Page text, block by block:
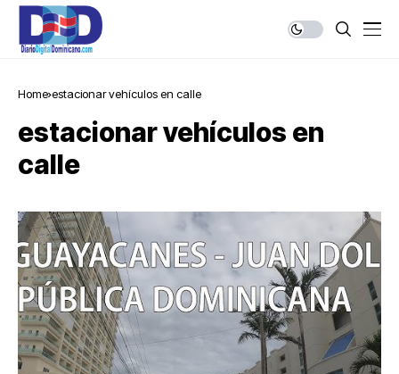
Home estacionar vehículos en calle
estacionar vehículos en
calle